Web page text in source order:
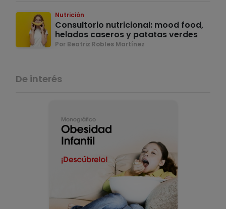
Nutrición
Consultorio nutricional: mood food,
helados caseros y patatas verdes
Por Beatriz Robles Martínez
De interés